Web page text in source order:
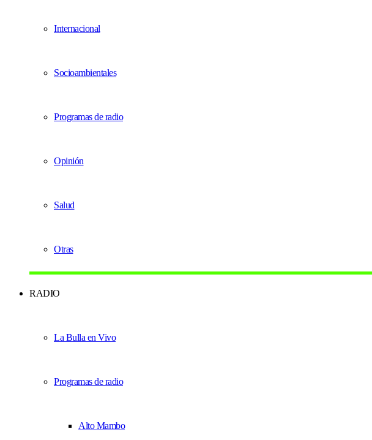
Internacional
Socioambientales
Programas de radio
Opinión
Salud
Otras
RADIO
La Bulla en Vivo
Programas de radio
Alto Mambo